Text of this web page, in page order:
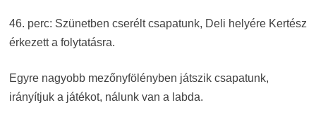
46. perc: Szünetben cserélt csapatunk, Deli helyére Kertész
érkezett a folytatásra.
Egyre nagyobb mezőnyfölényben játszik csapatunk,
irányítjuk a játékot, nálunk van a labda.